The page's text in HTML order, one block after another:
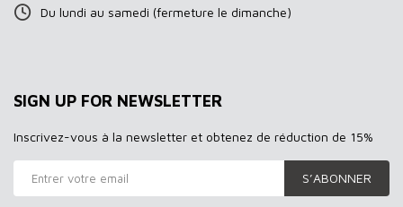
Du lundi au samedi (fermeture le dimanche)
SIGN UP FOR NEWSLETTER
Inscrivez-vous à la newsletter et obtenez de réduction de 15%
S’ABONNER